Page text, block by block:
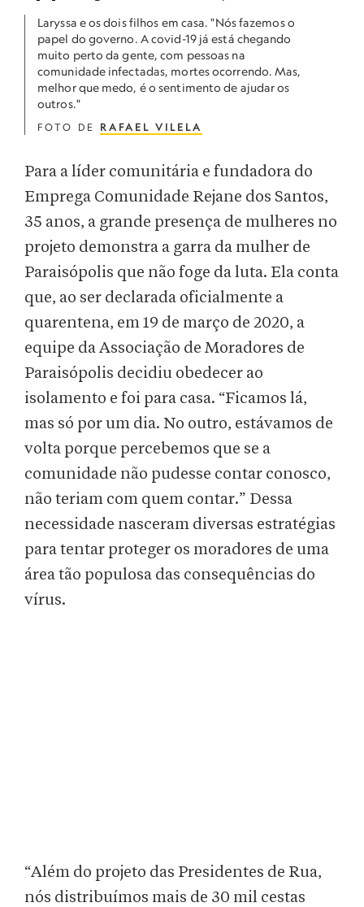
Laryssa e os dois filhos em casa. "Nós fazemos o
papel do governo. A covid-19 já está chegando
muito perto da gente, com pessoas na
comunidade infectadas, mortes ocorrendo. Mas,
melhor que medo, é o sentimento de ajudar os
outros."
FOTO DE RAFAEL VILELA
Para a líder comunitária e fundadora do
Emprega Comunidade Rejane dos Santos,
35 anos, a grande presença de mulheres no
projeto demonstra a garra da mulher de
Paraisópolis que não foge da luta. Ela conta
que, ao ser declarada oficialmente a
quarentena, em 19 de março de 2020, a
equipe da Associação de Moradores de
Paraisópolis decidiu obedecer ao
isolamento e foi para casa. “Ficamos lá,
mas só por um dia. No outro, estávamos de
volta porque percebemos que se a
comunidade não pudesse contar conosco,
não teriam com quem contar.” Dessa
necessidade nasceram diversas estratégias
para tentar proteger os moradores de uma
área tão populosa das consequências do
vírus.
“Além do projeto das Presidentes de Rua,
nós distribuímos mais de 30 mil cestas